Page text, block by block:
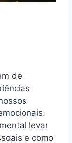
de
levar
e como